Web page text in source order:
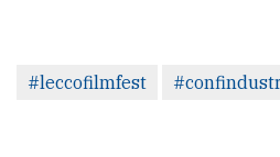
#leccofilmfest